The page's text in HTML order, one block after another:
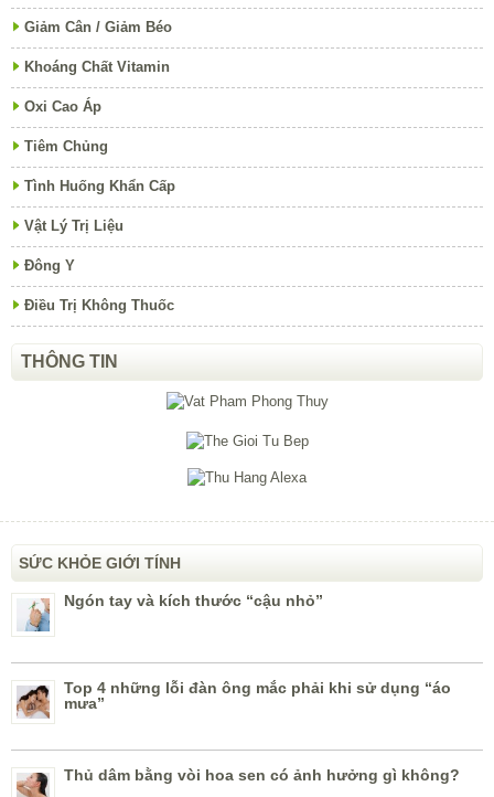
Giảm Cân / Giảm Béo
Khoáng Chất Vitamin
Oxi Cao Áp
Tiêm Chủng
Tình Huống Khẩn Cấp
Vật Lý Trị Liệu
Đông Y
Điều Trị Không Thuốc
THÔNG TIN
SỨC KHỎE GIỚI TÍNH
Ngón tay và kích thước “cậu nhỏ”
Top 4 những lỗi đàn ông mắc phải khi sử dụng “áo
mưa”
Thủ dâm bằng vòi hoa sen có ảnh hưởng gì không?